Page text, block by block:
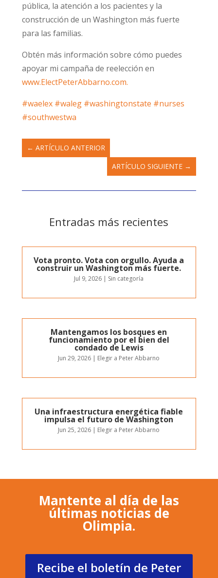
pública, la atención a los pacientes y la
construcción de un Washington más fuerte
para las familias.
Obtén más información sobre cómo puedes
apoyar mi campaña de reelección en
www.ElectPeterAbbarno.com.
#waelex #waleg #washingtonstate #nurses
#southwestwa
← ARTÍCULO ANTERIOR
ARTÍCULO SIGUIENTE →
Entradas más recientes
Vota pronto. Vota con orgullo. Ayuda a
construir un Washington más fuerte.
Jul 9, 2026 | Sin categoría
Mantengamos los bosques en
funcionamiento por el bien del
condado de Lewis
Jun 29, 2026 | Elegir a Peter Abbarno
Una infraestructura energética fiable
impulsa el futuro de Washington
Jun 25, 2026 | Elegir a Peter Abbarno
Mantente al día de las
últimas noticias de
Olimpia.
Recibe el boletín de Peter